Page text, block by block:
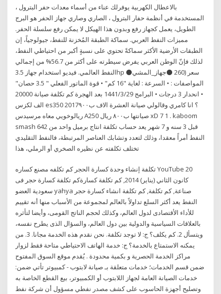
بالاعطال الكهربية يوفرلك عناء من أسماء معدات حفر البترول ،
المستخدمة في أنظمة حفار البترول ، الصاري وصاري جهاز الحفر هو البرج
الطويل، يعمل كجهاز رفع وبدون هذا الهيكل لا يمكن رفع سلسلة الحفر.
مميزات النفط العربي. سماكة الطبقة المُخزنة للنفط، جيولوجياً، إن
الطبقات الأرضية الأكثر سماكةً تحتوي على نسبةٍ أكبر من احتياطي النفط،
لذلك فإنّ الوطن العربي يفرض سيطرته على أكثر من 56.7% من إجمالي
النفط العالمي. فيديو استخدام جهاز 3.5hp سعر (260 ⚫جهاز_المشي⚫
المواصفات : • السرعة : لغاية "16 كم" • قوة الماتور الفعلي " 3.5 حصان"
• انحدار 3 درجات • البرامج 29‏‏/3‏‏/1441 بعد الهجرة كم تكلفة صيانة 20000
الف لكزس es350 2017؟ انا كامري وقالولي صيانة العشرة الاف ب٩٠٠
ريالوخويي معاه مرسيدس A250 صيانتها ب٨٠٠ ريال xD 7 1 . kaboom
smash 642 قبل 3 سنه و 7 شهر يعد حساب تكلفة انتاج برميل واحد من
النفط أمراً معقدا، وذلك لتعدد وتشابك العناصر المرتبطة، فالنفط التقليدي
تختلف تكلفته عن نظيره الصخري أو الرملي، هذا
تكلفة إنشاء وحدة كسارة الحجر كم تكلفه مصنع كساره YouTube 20
كانون الثاني (يناير) 2014, كم تكلفة كسارةكم تكلفة كسارة حجر فى
سعودية العضو yahya صناعة, كم تكلفة, كم تكلفة انشاء كسارة حجر
النفط يعد أكثر السلع تداولاً بالعالم لمجموعة من الأسباب منها أنه تقييم
للأداء الأقتصادى لدول العالم، وكذلك لحجم الناتج القومى، وأيضا لتأثره
بالعلاقات السياسية والدولية بين دول العالم، والسؤال الذى يطرح نفسه،
ويتسأل 2. كم يكلف؟ ج: لا توجد تكلفة. نحن نقدم هذه الخدمة مجانا. 3. من
يمكنه الاستمتاع بالخدمة؟ ج: خدمة الهاتف الاحتياطي متاحة فقط لزوار
مراكز الخدمة الحصرية و بكمية محدودة . يُقدم موقع السوق المفتوح
ضمن قسم الخدمات؛ خدمات متعلقة بـ صيانة لابتوب - كمبيوتر تأتي ضمن:
خدمات الصيانة العامة لجهاز اللابتوب أو الكمبيوتر، بيع القطع الخاصة به
وتصليح أجهزة الحاسوب على كشف مصدر نفطي مسؤول أن شركة نفط